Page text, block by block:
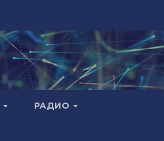
РАДИО